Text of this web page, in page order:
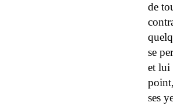
de
se
et lui
ses